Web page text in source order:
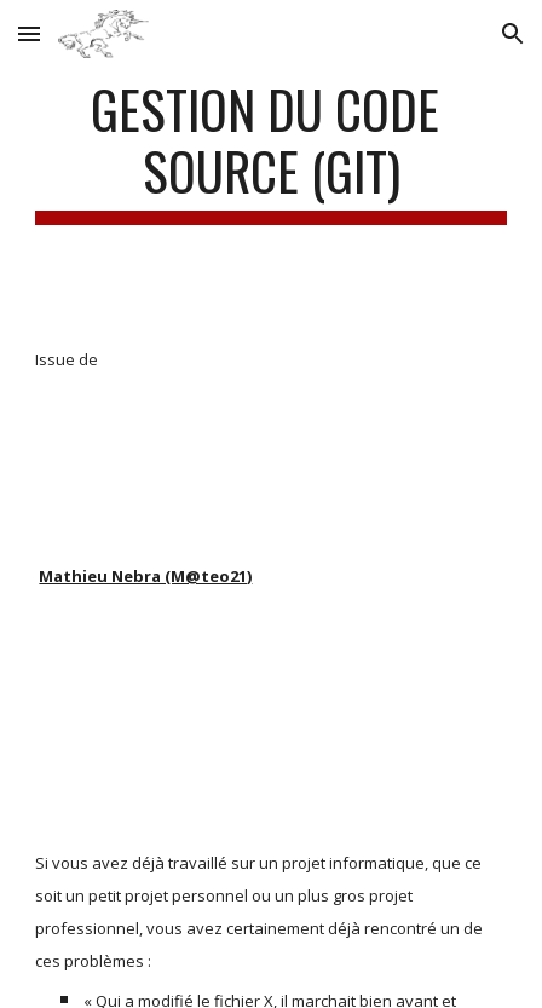
Skip to main content Skip to navigation
GESTION DU CODE
SOURCE (GIT)
Issue de
Mathieu Nebra (M@teo21)
Si vous avez déjà travaillé sur un projet informatique, que ce
soit un petit projet personnel ou un plus gros projet
professionnel, vous avez certainement déjà rencontré un de
ces problèmes :
« Qui a modifié le fichier X, il marchait bien avant et